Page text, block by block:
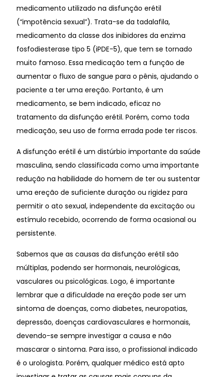
medicamento utilizado na disfunção erétil
(“impotência sexual”). Trata-se da tadalafila,
medicamento da classe dos inibidores da enzima
fosfodiesterase tipo 5 (iPDE-5), que tem se tornado
muito famoso. Essa medicação tem a função de
aumentar o fluxo de sangue para o pênis, ajudando o
paciente a ter uma ereção. Portanto, é um
medicamento, se bem indicado, eficaz no
tratamento da disfunção erétil. Porém, como toda
medicação, seu uso de forma errada pode ter riscos.
A disfunção erétil é um distúrbio importante da saúde
masculina, sendo classificada como uma importante
redução na habilidade do homem de ter ou sustentar
uma ereção de suficiente duração ou rigidez para
permitir o ato sexual, independente da excitação ou
estímulo recebido, ocorrendo de forma ocasional ou
persistente.
Sabemos que as causas da disfunção erétil são
múltiplas, podendo ser hormonais, neurológicas,
vasculares ou psicológicas. Logo, é importante
lembrar que a dificuldade na ereção pode ser um
sintoma de doenças, como diabetes, neuropatias,
depressão, doenças cardiovasculares e hormonais,
devendo-se sempre investigar a causa e não
mascarar o sintoma. Para isso, o profissional indicado
é o urologista. Porém, qualquer médico está apto